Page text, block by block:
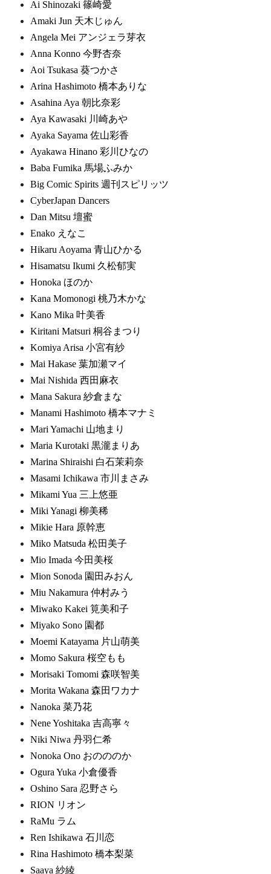
Ai Shinozaki 篠崎愛
Amaki Jun 天木じゅん
Angela Mei アンジェラ芽衣
Anna Konno 今野杏奈
Aoi Tsukasa 葵つかさ
Arina Hashimoto 橋本ありな
Asahina Aya 朝比奈彩
Aya Kawasaki 川崎あや
Ayaka Sayama 佐山彩香
Ayakawa Hinano 彩川ひなの
Baba Fumika 馬場ふみか
Big Comic Spirits 週刊スピリッツ
CyberJapan Dancers
Dan Mitsu 壇蜜
Enako えなこ
Hikaru Aoyama 青山ひかる
Hisamatsu Ikumi 久松郁実
Honoka ほのか
Kana Momonogi 桃乃木かな
Kano Mika 叶美香
Kiritani Matsuri 桐谷まつり
Komiya Arisa 小宮有紗
Mai Hakase 葉加瀬マイ
Mai Nishida 西田麻衣
Mana Sakura 紗倉まな
Manami Hashimoto 橋本マナミ
Mari Yamachi 山地まり
Maria Kurotaki 黒瀧まりあ
Marina Shiraishi 白石茉莉奈
Masami Ichikawa 市川まさみ
Mikami Yua 三上悠亜
Miki Yanagi 柳美稀
Mikie Hara 原幹恵
Miko Matsuda 松田美子
Mio Imada 今田美桜
Mion Sonoda 園田みおん
Miu Nakamura 仲村みう
Miwako Kakei 筧美和子
Miyako Sono 園都
Moemi Katayama 片山萌美
Momo Sakura 桜空もも
Morisaki Tomomi 森咲智美
Morita Wakana 森田ワカナ
Nanoka 菜乃花
Nene Yoshitaka 吉高寧々
Niki Niwa 丹羽仁希
Nonoka Ono おのののか
Ogura Yuka 小倉優香
Oshino Sara 忍野さら
RION リオン
RaMu ラム
Ren Ishikawa 石川恋
Rina Hashimoto 橋本梨菜
Saaya 紗綾